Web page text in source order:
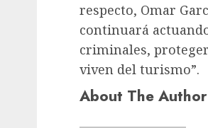
respecto, Omar
continuará
criminales,
viven del turismo”.
About The Author